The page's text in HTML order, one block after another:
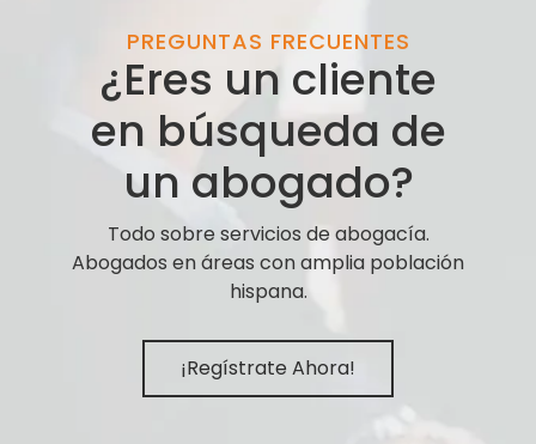
PREGUNTAS FRECUENTES
¿Eres un cliente
en búsqueda de
un abogado?
Todo sobre servicios de abogacía.
Abogados en áreas con amplia población
hispana.
¡Regístrate Ahora!